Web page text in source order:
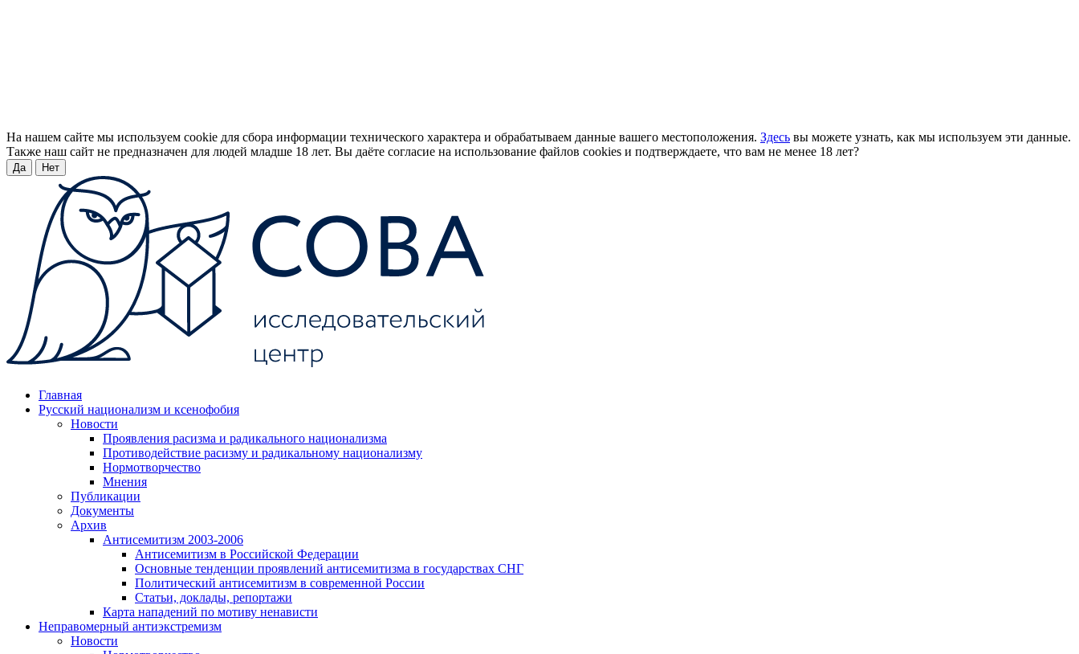
На нашем сайте мы используем cookie для сбора информации технического характера и обрабатываем данные вашего местоположения. Здесь вы можете узнать, как мы используем эти данные.
Также наш сайт не предназначен для людей младше 18 лет. Вы даёте согласие на использование файлов cookies и подтверждаете, что вам не менее 18 лет?
Да Нет
Главная
Русский национализм и ксенофобия
Новости
Проявления расизма и радикального национализма
Противодействие расизму и радикальному национализму
Нормотворчество
Мнения
Публикации
Документы
Архив
Антисемитизм 2003-2006
Антисемитизм в Российской Федерации
Основные тенденции проявлений антисемитизма в государствах СНГ
Политический антисемитизм в современной России
Статьи, доклады, репортажи
Карта нападений по мотиву ненависти
Неправомерный антиэкстремизм
Новости